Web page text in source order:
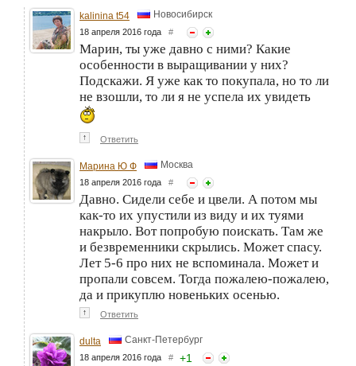
kalinina t54 Новосибирск
18 апреля 2016 года #
Марин, ты уже давно с ними? Какие
особенности в выращивании у них?
Подскажи. Я уже как то покупала, но то ли
не взошли, то ли я не успела их увидеть
↑ Ответить
Марина Ю Ф Москва
18 апреля 2016 года #
Давно. Сидели себе и цвели. А потом мы
как-то их упустили из виду и их туями
накрыло. Вот попробую поискать. Там же
и безвременники скрылись. Может спасу.
Лет 5-6 про них не вспоминала. Может и
пропали совсем. Тогда пожалею-пожалею,
да и прикуплю новеньких осенью.
↑ Ответить
dulta Санкт-Петербург
18 апреля 2016 года # +1